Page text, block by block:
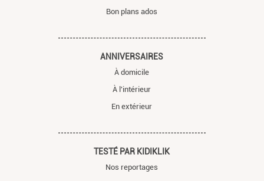
Bon plans ados
ANNIVERSAIRES
À domicile
À l'intérieur
En extérieur
TESTÉ PAR KIDIKLIK
Nos reportages